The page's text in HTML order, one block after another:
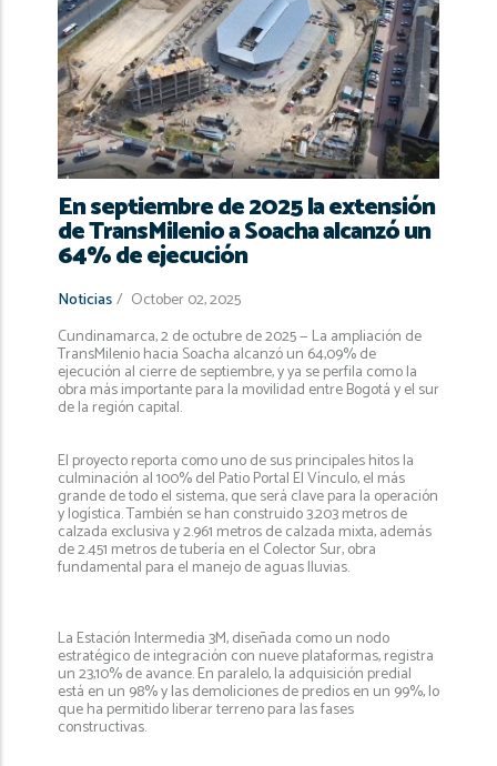
En septiembre de 2025 la extensión
de TransMilenio a Soacha alcanzó un
64% de ejecución
Noticias/ October 02, 2025
Cundinamarca, 2 de octubre de 2025 — La ampliación de
TransMilenio hacia Soacha alcanzó un 64,09% de
ejecución al cierre de septiembre, y ya se perfila como la
obra más importante para la movilidad entre Bogotá y el sur
de la región capital.
El proyecto reporta como uno de sus principales hitos la
culminación al 100% del Patio Portal El Vínculo, el más
grande de todo el sistema, que será clave para la operación
y logística. También se han construido 3.203 metros de
calzada exclusiva y 2.961 metros de calzada mixta, además
de 2.451 metros de tubería en el Colector Sur, obra
fundamental para el manejo de aguas lluvias.
La Estación Intermedia 3M, diseñada como un nodo
estratégico de integración con nueve plataformas, registra
un 23,10% de avance. En paralelo, la adquisición predial
está en un 98% y las demoliciones de predios en un 99%, lo
que ha permitido liberar terreno para las fases
constructivas.